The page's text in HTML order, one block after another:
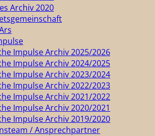
Archiv 2020
Impulse Archiv 2025/2026
Impulse Archiv 2024/2025
Impulse Archiv 2023/2024
Impulse Archiv 2022/2023
Impulse Archiv 2021/2022
Impulse Archiv 2020/2021
Impulse Archiv 2019/2020
/ Ansprechpartner